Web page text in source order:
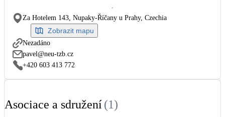
Solární termický systém
Za Hotelem 143, Nupaky-Říčany u Prahy, Czechia
Zobrazit mapu
Nezadáno
pavel@neu-tzb.cz
+420 603 413 772
Asociace a sdružení(1)